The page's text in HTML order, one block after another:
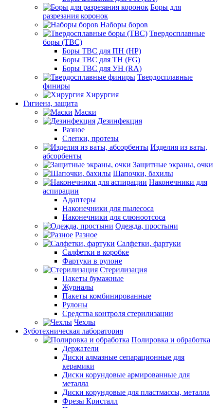
Боры для
разрезания коронок
Наборы боров
Твердосплавные
боры (ТВС)
Боры ТВС для ПН (HP)
Боры ТВС для ТН (FG)
Боры ТВС для УН (RA)
Твердосплавные
финиры
Хирургия
Гигиена, защита
Маски
Дезинфекция
Разное
Слепки, протезы
Изделия из ваты,
абсорбенты
Защитные экраны, очки
Шапочки, бахилы
Наконечники для
аспирации
Адаптеры
Наконечники для пылесоса
Наконечники для слюноотсоса
Одежда, простыни
Разное
Салфетки, фартуки
Салфетки в коробке
Фартуки в рулоне
Стерилизация
Пакеты бумажные
Журналы
Пакеты комбинированные
Рулоны
Средства контроля стерилизации
Чехлы
Зуботехническая лаборатория
Полировка и обработка
Держатели
Диски алмазные сепарационные для
керамики
Диски корундовые армированные для
металла
Диски корундовые для пластмассы, металла
Фрезы Кристалл